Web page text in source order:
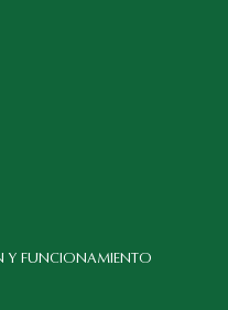
Y FUNCIONAMIENTO